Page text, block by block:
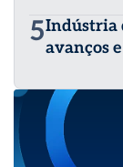
5Indústria
avanços